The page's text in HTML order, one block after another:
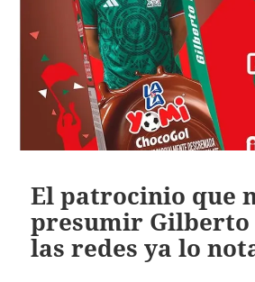
El patrocinio que
presumir
las redes ya lo